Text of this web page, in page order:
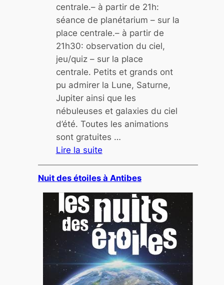
e
l
n
o
o
2
0
1
7
centrale.– à partir de 21h:
séance de planétarium – sur la
place centrale.– à partir de
21h30: observation du ciel,
jeu/quiz – sur la place
centrale. Petits et grands ont
pu admirer la Lune, Saturne,
Jupiter ainsi que les
nébuleuses et galaxies du ciel
d’été. Toutes les animations
sont gratuites …
Lire la suite
:
N
i
t
d
e
s
é
t
Nuit des étoiles à Antibes